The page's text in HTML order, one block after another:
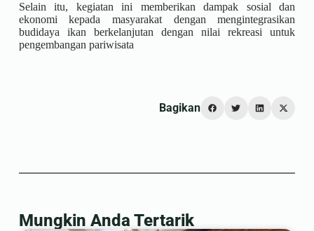
Selain itu, kegiatan ini memberikan dampak sosial dan
ekonomi kepada masyarakat dengan mengintegrasikan
budidaya ikan berkelanjutan dengan nilai rekreasi untuk
pengembangan pariwisata
Bagikan
Mungkin Anda Tertarik